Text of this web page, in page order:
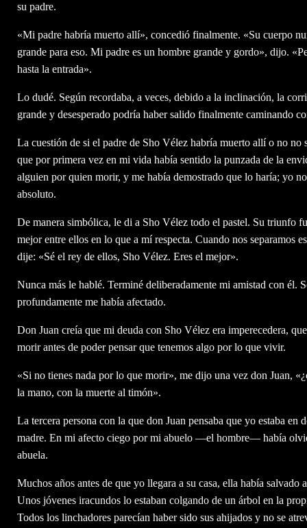
su padre.
«Mi padre habría muerto allí», concedió finalmente. «Su cuerpo
grande para eso. Mi padre es un hombre grande y gordo», dijo.
hasta la entrada».
Lo dudé. Según recordaba, a veces, debido a la inclinación, la
grande y desesperado podría haber salido finalmente caminando
La cuestión de si el padre de Sho Vélez habría muerto allí o no
que por primera vez en mi vida había sentido la punzada de la
alguien por quien morir, y me había demostrado que lo haría; yo
absoluto.
De manera simbólica, le di a Sho Vélez todo el pastel. Su triunfo
mejor entre ellos en lo que a mí respecta. Cuando nos separamos
dije: «Sé el rey de ellos, Sho Vélez. Eres el mejor».
Nunca más le hablé. Terminé deliberadamente mi amistad con él.
profundamente me había afectado.
Don Juan creía que mi deuda con Sho Vélez era imperecedera,
morir antes de poder pensar que tenemos algo por lo que vivir.
«Si no tienes nada por lo que morir», me dijo una vez don Juan,
la mano, con la muerte al timón».
La tercera persona con la que don Juan pensaba que yo estaba
madre. En mi afecto ciego por mi abuelo —el hombre— había
abuela.
Muchos años antes de que yo llegara a su casa, ella había
Unos jóvenes iracundos lo estaban colgando de un árbol en la
Todos los linchadores parecían haber sido sus ahijados y no se